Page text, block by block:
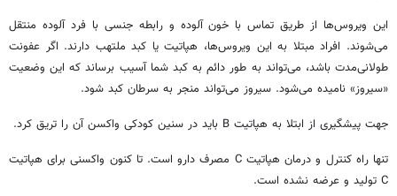
این ویروس‌ها از طریق تماس با خون آلوده و رابطه جنسی با فرد آلوده منتقل
می‌شوند. افراد مبتلا به این ویروس‌ها، هپاتیت یا کبد ملتهب دارند. اگر عفونت
طولانی‌مدت باشد، می‌تواند به طور دائم به کبد شما آسیب برساند که این وضعیت
«سیروز» نامیده می‌شود. سیروز می‌تواند منجر به سرطان کبد شود.
جهت پیشگیری از ابتلا به هپاتیت B باید در سنین کودکی واکسن آن را تریق کرد.
تنها راه کنترل و درمان هپاتیت C مصرف دارو است. تا کنون واکسنی برای هپاتیت
C تولید و عرضه نشده است.